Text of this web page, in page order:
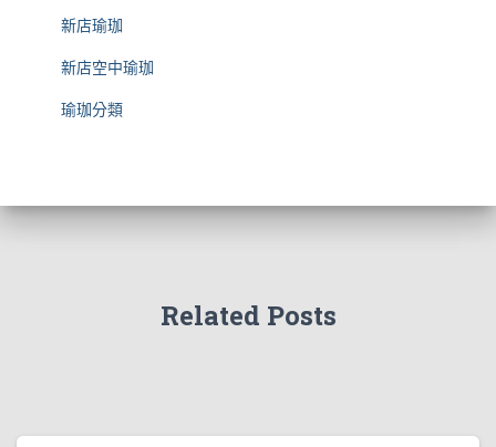
新店瑜珈
新店空中瑜珈
瑜珈分類
Related Posts